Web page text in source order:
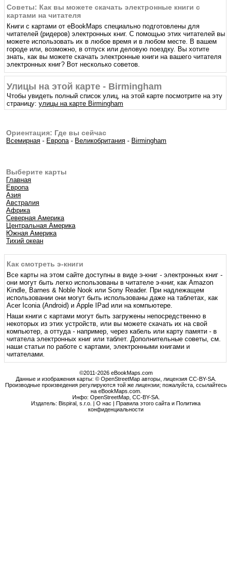
Советы: Как вы можете скачать электронные книги с
картами на читателя
Книги с картами от eBookMaps специально подготовлены для
читателей (ридеров) электронных книг. С помощью этих читателей вы
можете использовать их в любое время и в любом месте. В вашем
городе или, возможно, в отпуск или деловую поездку. Вы хотите
знать, как вы можете скачать электронные книги на вашего читателя
электронных книг? Вот несколько советов.
Улицы на этой карте - Birmingham
Чтобы увидеть полный список улиц, на этой карте посмотрите на эту
страницу:улицы на карте Birmingham
Ориентация: Где вы сейчас
Всемирная - Европа- Великобритания - Birmingham
Выберите карты
Главная
Европа
Азия
Австралия
Африка
Северная Америка
Центральная Америка
Южная Америка
Тихий океан
Как смотреть э-книги
Все карты на этом сайте доступны в виде э-книг - электронных книг -
они могут быть легко использованы в читателе э-книг, как Amazon
Kindle, Barnes & Noble Nook или Sony Reader. При надлежащем
использовании они могут быть использованы даже на таблетах, как
Acer Iconia (Android) и Apple IPad или на компьютере.
Наши книги с картами могут быть загружены непосредственно в
некоторых из этих устройств, или вы можете скачать их на свой
компьютер, а оттуда - например, через кабель или карту памяти - в
читатела электронных книг или таблет. Дополнительные советы, см.
наши статьи по работе с картами, электронными книгами и
читателами.
©2011-2026 eBookMaps.com
Данные и изображения карты: © OpenStreetMap авторы, лицензия CC-BY-SA.
Производные произведения регулируются той же лицензии; пожалуйста, ссылайтесь
на eBookMaps.com.
Инфо: OpenStreetMap, CC-BY-SA.
Издатель: Bispiral, s.r.o. |О нас |Правила этого сайта и Политика
конфиденциальности